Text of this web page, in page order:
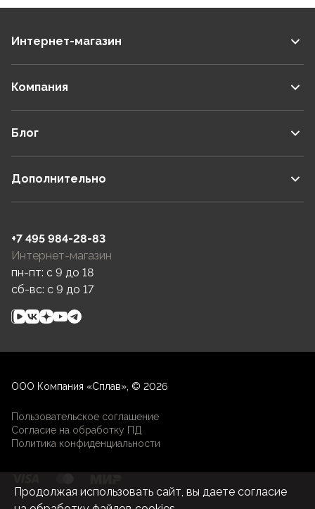
Интернет-магазин
Компания
Блог
Дополнительно
+7 495 984-28-83
Интернет-магазин
пн-пт: c 9 до 18
сб-вс: c 9 до 17
ООО Компания «Сплав», © 2026
Пользовательское соглашение
Согласие на обработку ПД
Политика конфиденциальности
Продолжая использовать сайт, вы даете согласие